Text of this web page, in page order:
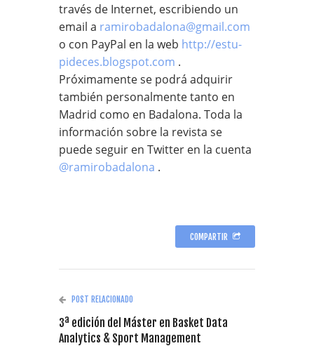
través de Internet, escribiendo un
email a ramirobadalona@gmail.com
o con PayPal en la web http://estu-
pideces.blogspot.com .
Próximamente se podrá adquirir
también personalmente tanto en
Madrid como en Badalona. Toda la
información sobre la revista se
puede seguir en Twitter en la cuenta
@ramirobadalona .
COMPARTIR
POST RELACIONADO
3ª edición del Máster en Basket Data
Analytics & Sport Management